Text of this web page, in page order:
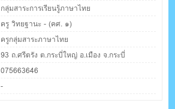
กลุ่มสาระการเรียนรู้ภาษาไทย
ครู วิทยฐานะ - (คศ. ๑)
ครูกลุ่มสาระภาษาไทย
93 ถ.ศรีตรัง ต.กระบี่ใหญ่ อ.เมือง จ.กระบี่
075663646
-